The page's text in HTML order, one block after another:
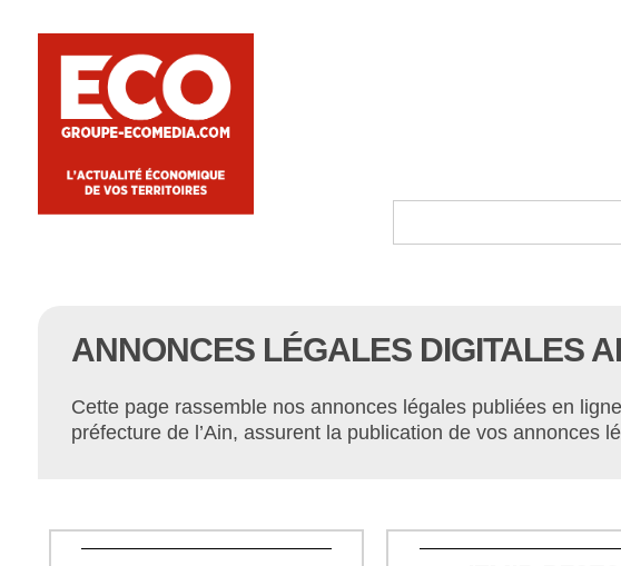
ANNONCES LÉGALES DIGITALES
Cette page rassemble nos annonces légales publiées en
préfecture de l’Ain, assurent la publication de vos annonces